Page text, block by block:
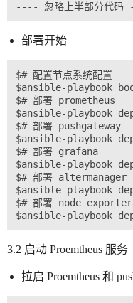
部署开始
$# 配置节点系统配置
$ansible-playbook
$# 部署 prometheus
$ansible-playbook
$# 部署 pushgateway
$ansible-playbook
$# 部署 grafana
$ansible-playbook
$# 部署 altermanager
$ansible-playbook
$# 部署 node_exporter
3.2 启动 Proemtheus 服务
拉启 Proemtheus 和